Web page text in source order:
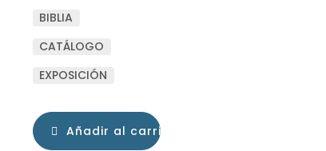
BIBLIA
CATÁLOGO
EXPOSICIÓN
Añadir al carrito